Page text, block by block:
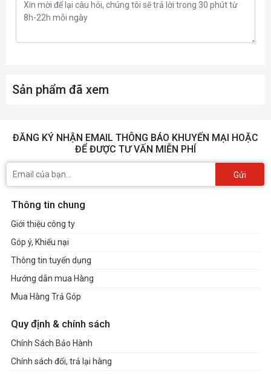
Sản phẩm đã xem
ĐĂNG KÝ NHẬN EMAIL THÔNG BÁO KHUYẾN MẠI HOẶC
ĐỂ ĐƯỢC TƯ VẤN MIỄN PHÍ
Gửi
Thông tin chung
Giới thiệu công ty
Góp ý, Khiếu nại
Thông tin tuyển dụng
Hướng dẫn mua Hàng
Mua Hàng Trả Góp
Quy định & chính sách
Chính Sách Bảo Hành
Chính sách đổi, trả lại hàng